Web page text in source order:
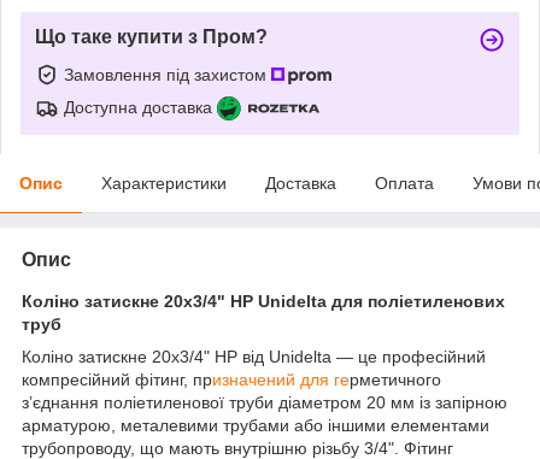
Що таке купити з Пром?
Замовлення під захистом
Доступна доставка
Опис Характеристики Доставка Оплата Умови
Опис
Коліно затискне 20х3/4" НР Unidelta для поліетиленових
труб
Коліно затискне 20х3/4" НР від Unidelta — це професійний
компресійний фітинг, призначений для герметичного
з’єднання поліетиленової труби діаметром 20 мм із запірною
арматурою, металевими трубами або іншими елементами
трубопроводу, що мають внутрішню різьбу 3/4". Фітинг